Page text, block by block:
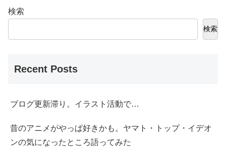
検索
検索
Recent Posts
ブログ更新滞り。イラスト活動で…
昔のアニメがやっぱ好きかも。ヤマト・トップ・イデオ
ンの気になったところ語ってみた